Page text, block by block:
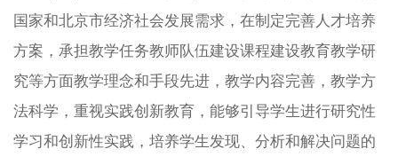
国家和北京市经济社会发展需求，在制定完善人才培养
方案，承担教学任务教师队伍建设课程建设教育教学研
究等方面教学理念和手段先进，教学内容完善，教学方
法科学，重视实践创新教育，能够引导学生进行研究性
学习和创新性实践，培养学生发现、分析和解决问题的